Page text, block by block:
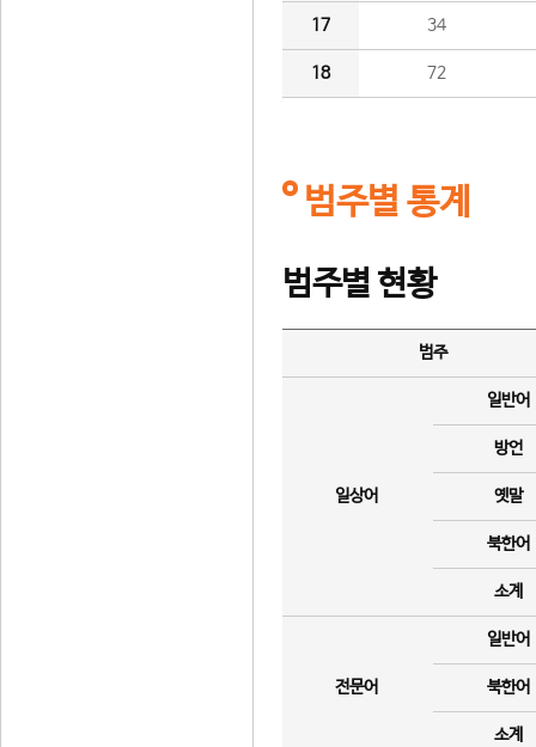
17 34
18 72
범주별 통계
범주별 현황
범주
일상어
일반어
방언
옛말
북한어
소계
전문어
일반어
북한어
소계